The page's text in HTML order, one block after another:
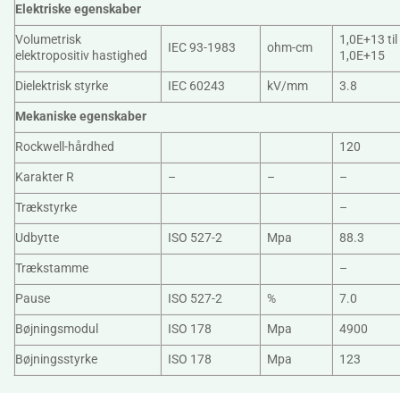
Elektriske egenskaber
Volumetrisk
elektropositiv hastighed
IEC 93-1983 ohm-cm
1,0E+13 til
1,0E+15
Dielektrisk styrke
IEC 60243 kV/mm
3.8
Mekaniske egenskaber
Rockwell-hårdhed
120
Karakter R
– –
–
Trækstyrke
–
Udbytte
ISO 527-2 Mpa
88.3
Trækstamme
–
Pause
ISO 527-2 %
7.0
Bøjningsmodul
ISO 178 Mpa
4900
Bøjningsstyrke
ISO 178 Mpa 123